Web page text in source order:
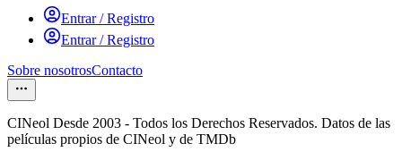
Entrar / Registro
Entrar / Registro
Sobre nosotrosContacto
CINeol Desde 2003 - Todos los Derechos Reservados. Datos de las
películas propios de CINeol y de TMDb